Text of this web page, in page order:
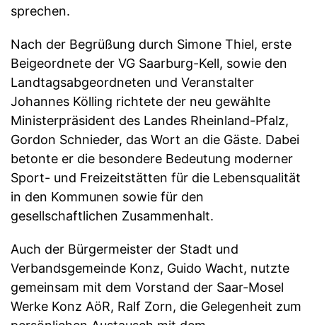
sprechen.
Nach der Begrüßung durch Simone Thiel, erste
Beigeordnete der VG Saarburg-Kell, sowie den
Landtagsabgeordneten und Veranstalter
Johannes Kölling richtete der neu gewählte
Ministerpräsident des Landes Rheinland-Pfalz,
Gordon Schnieder, das Wort an die Gäste. Dabei
betonte er die besondere Bedeutung moderner
Sport- und Freizeitstätten für die Lebensqualität
in den Kommunen sowie für den
gesellschaftlichen Zusammenhalt.
Auch der Bürgermeister der Stadt und
Verbandsgemeinde Konz, Guido Wacht, nutzte
gemeinsam mit dem Vorstand der Saar-Mosel
Werke Konz AöR, Ralf Zorn, die Gelegenheit zum